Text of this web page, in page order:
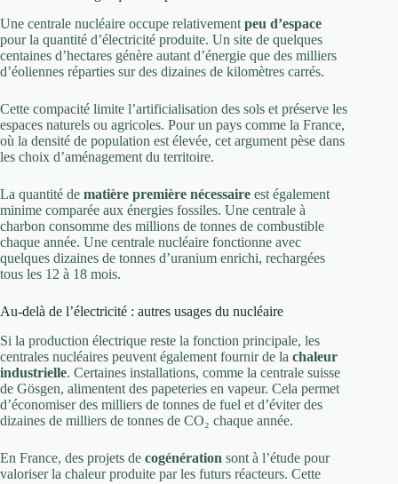
Une centrale nucléaire occupe relativement peu d’espace
pour la quantité d’électricité produite. Un site de quelques
centaines d’hectares génère autant d’énergie que des milliers
d’éoliennes réparties sur des dizaines de kilomètres carrés.
Cette compacité limite l’artificialisation des sols et préserve les
espaces naturels ou agricoles. Pour un pays comme la France,
où la densité de population est élevée, cet argument pèse dans
les choix d’aménagement du territoire.
La quantité de matière première nécessaire est également
minime comparée aux énergies fossiles. Une centrale à
charbon consomme des millions de tonnes de combustible
chaque année. Une centrale nucléaire fonctionne avec
quelques dizaines de tonnes d’uranium enrichi, rechargées
tous les 12 à 18 mois.
Au-delà de l’électricité : autres usages du nucléaire
Si la production électrique reste la fonction principale, les
centrales nucléaires peuvent également fournir de la chaleur
industrielle. Certaines installations, comme la centrale suisse
de Gösgen, alimentent des papeteries en vapeur. Cela permet
d’économiser des milliers de tonnes de fuel et d’éviter des
dizaines de milliers de tonnes de CO₂ chaque année.
En France, des projets de cogénération sont à l’étude pour
valoriser la chaleur produite par les futurs réacteurs. Cette